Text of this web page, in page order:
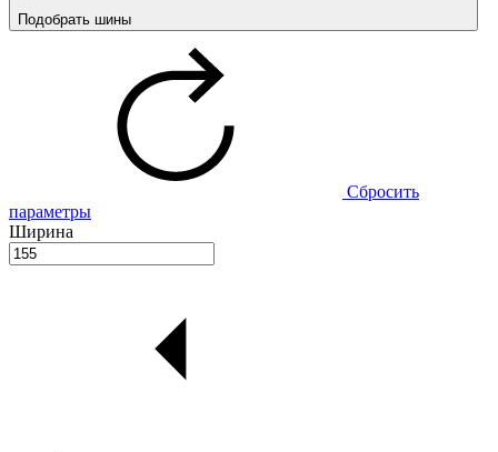
Подобрать шины
Сбросить
параметры
Ширина